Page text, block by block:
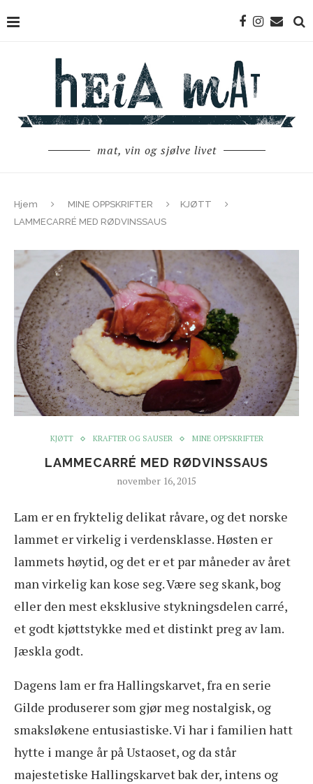
mat, vin og sjølve livet
Hjem MINE OPPSKRIFTER
KJØTT
LAMMECARRÉ MED RØDVINSSAUS
KJØTT KRAFTER OG SAUSER MINE OPPSKRIFTER
LAMMECARRÉ MED RØDVINSSAUS
november 16, 2015
Lam er en fryktelig delikat råvare, og det norske
lammet er virkelig i verdensklasse. Høsten er
lammets høytid, og det er et par måneder av året
man virkelig kan kose seg. Være seg skank, bog
eller den mest eksklusive stykningsdelen carré,
et godt kjøttstykke med et distinkt preg av lam.
Jæskla godt.
Dagens lam er fra Hallingskarvet, fra en serie
Gilde produserer som gjør meg nostalgisk, og
smaksløkene entusiastiske. Vi har i familien hatt
hytte i mange år på Ustaoset, og da står
majestetiske Hallingskarvet bak der, intens og